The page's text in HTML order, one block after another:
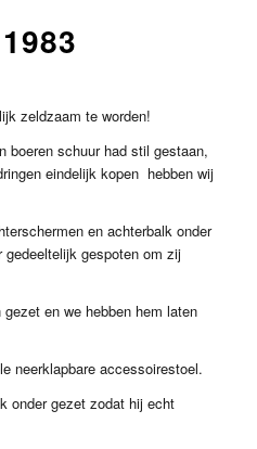
zeldzaam te worden!
boeren schuur had stil gestaan,
eindelijk kopen hebben wij
en achterbalk onder
gespoten om zij
en we hebben hem laten
neerklapbare accessoirestoel.
onder gezet zodat hij echt